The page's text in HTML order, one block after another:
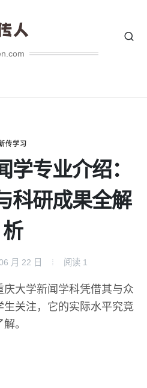
传学习
学专业介绍：
科研成果全解
析
月 22 日 阅读 1
大学新闻学科凭借其与众
关注，它的实际水平究竟
。